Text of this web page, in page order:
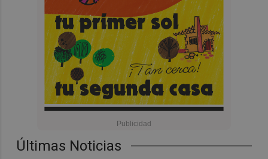
Últimas Noticias